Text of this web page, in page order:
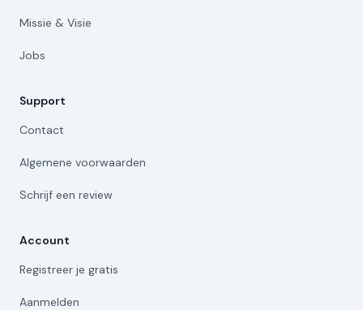
Missie & Visie
Jobs
Support
Contact
Algemene voorwaarden
Schrijf een review
Account
Registreer je gratis
Aanmelden